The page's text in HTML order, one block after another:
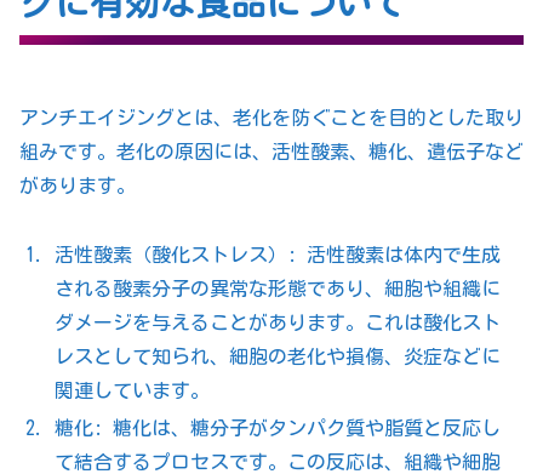
アンチエイジングとは、老化を防ぐことを目的とした取り
組みです。老化の原因には、活性酸素、糖化、遺伝子など
があります。
活性酸素（酸化ストレス）: 活性酸素は体内で生成
される酸素分子の異常な形態であり、細胞や組織に
ダメージを与えることがあります。これは酸化スト
レスとして知られ、細胞の老化や損傷、炎症などに
関連しています。
糖化: 糖化は、糖分子がタンパク質や脂質と反応し
て結合するプロセスです。この反応は、組織や細胞